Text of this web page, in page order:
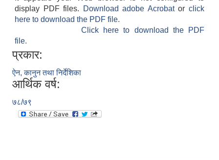
display PDF files.
Download adobe Acrobatorclick
here to download the PDF file.
Click here to download the PDF
file.
प्रकार:
ऐन, कानुन तथा निर्देशिका
आर्थिक वर्ष:
७८/७९